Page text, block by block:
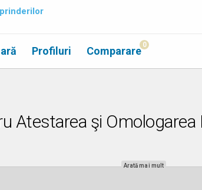
Profiluri Comparare 0
Atestarea şi
Arată mai mult